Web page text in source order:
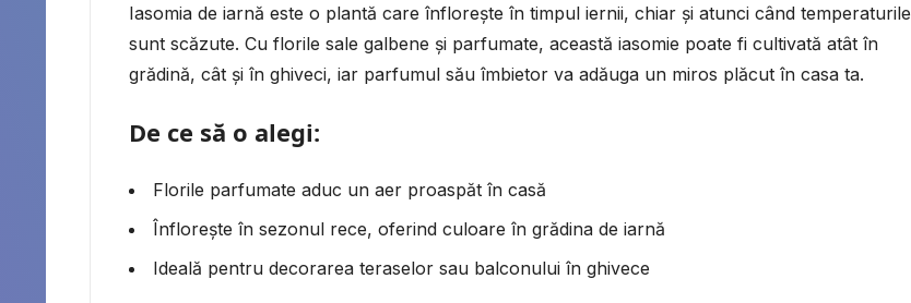
Iasomia de iarnă este o plantă care înflorește în timpul iernii, chiar și atunci când temperaturile
sunt scăzute. Cu florile sale galbene și parfumate, această iasomie poate fi cultivată atât în
grădină, cât și în ghiveci, iar parfumul său îmbietor va adăuga un miros plăcut în casa ta.
De ce să o alegi:
Florile parfumate aduc un aer proaspăt în casă
Înflorește în sezonul rece, oferind culoare în grădina de iarnă
Ideală pentru decorarea teraselor sau balconului în ghivece